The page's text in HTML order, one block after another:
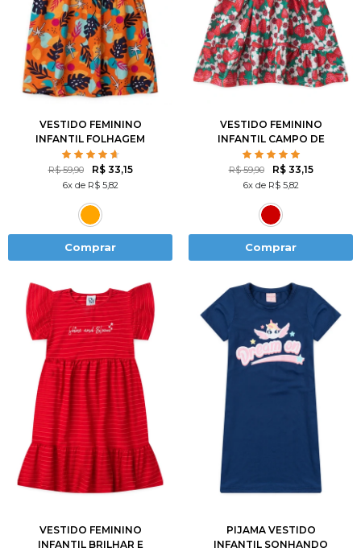
2 3 4 6 8
10 12
VESTIDO FEMININO
INFANTIL FOLHAGEM
R$ 59,90 R$ 33,15
6x de R$ 5,82
Comprar
2 3 4 6 8
VESTIDO FEMININO
INFANTIL CAMPO DE
MORANGOS
R$ 59,90 R$ 33,15
6x de R$ 5,82
Comprar
6 8 10
VESTIDO FEMININO
INFANTIL BRILHAR E
6 8 10
PIJAMA VESTIDO
INFANTIL SONHANDO